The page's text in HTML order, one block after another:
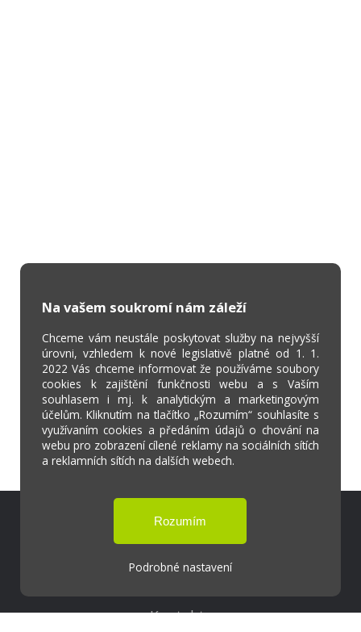
Na vašem soukromí nám záleží
Chceme vám neustále poskytovat služby na nejvyšší
úrovni, vzhledem k nové legislativě platné od 1. 1.
2022 Vás chceme informovat že používáme soubory
cookies k zajištění funkčnosti webu a s Vaším
souhlasem i mj. k analytickým a marketingovým
účelům. Kliknutím na tlačítko „Rozumím“ souhlasíte s
využívaním cookies a předáním údajů o chování na
webu pro zobrazení cílené reklamy na sociálních sítích
a reklamních sítích na dalších webech.
Podrobné nastavení
Škola Online
Strava.cz
Kontakty